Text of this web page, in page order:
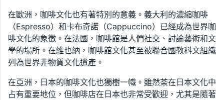
在歐洲，咖啡文化也有著特別的意義。義大利的濃縮咖啡
（Espresso）和卡布奇諾（Cappuccino）已經成為世界咖
啡文化的象徵。在法國，咖啡館是人們社交、討論藝術和文
學的場所。在維也納，咖啡館文化甚至被聯合國教科文組織
列為世界非物質文化遺產。
在亞洲，日本的咖啡文化也獨樹一幟。雖然茶在日本文化中
占有重要地位，但咖啡店在日本也非常受歡迎，尤其是隨著